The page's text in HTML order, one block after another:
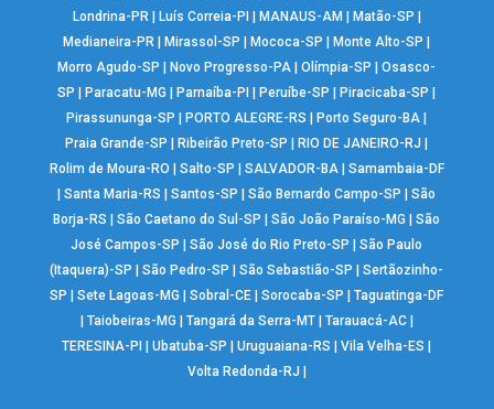
Londrina-PR| Luís Correia-PI | MANAUS-AM | Matão-SP |
Medianeira-PR |Mirassol-SP |Mococa-SP |Monte Alto-SP |
Morro Agudo-SP |Novo Progresso-PA |Olímpia-SP |Osasco-
SP |Paracatu-MG |Parnaíba-PI |Peruíbe-SP |Piracicaba-SP |
Pirassununga-SP |PORTO ALEGRE-RS |Porto Seguro-BA |
Praia Grande-SP |Ribeirão Preto-SP |RIO DE JANEIRO-RJ |
Rolim de Moura-RO | Salto-SP | SALVADOR-BA| Samambaia-DF
|Santa Maria-RS |Santos-SP |São Bernardo Campo-SP |São
Borja-RS |São Caetano do Sul-SP |São João Paraíso-MG |São
José Campos-SP |São José do Rio Preto-SP |São Paulo
(Itaquera)-SP |São Pedro-SP |São Sebastião-SP |Sertãozinho-
SP |Sete Lagoas-MG |Sobral-CE |Sorocaba-SP |Taguatinga-DF
| Taiobeiras-MG | Tangará da Serra-MT| Tarauacá-AC|
TERESINA-PI |Ubatuba-SP |Uruguaiana-RS |Vila Velha-ES |
Volta Redonda-RJ |